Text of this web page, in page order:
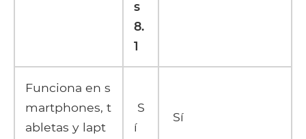
s
8.
1
Funciona en s
martphones, t
abletas y lapt
S
í
Sí